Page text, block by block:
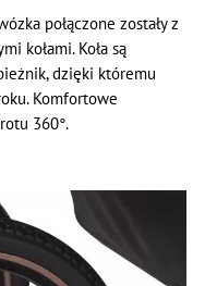
połączone zostały z
kołami. Koła są
dzięki któremu
Komfortowe
360°.